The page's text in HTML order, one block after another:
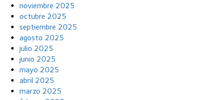
noviembre 2025
octubre 2025
septiembre 2025
agosto 2025
julio 2025
junio 2025
mayo 2025
abril 2025
marzo 2025